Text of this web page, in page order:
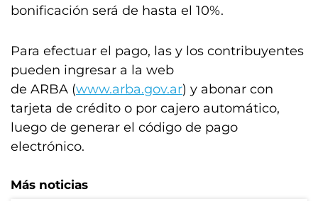
bonificación será de hasta el 10%.
Para efectuar el pago, las y los contribuyentes
pueden ingresar a la web
de ARBA (www.arba.gov.ar) y abonar con
tarjeta de crédito o por cajero automático,
luego de generar el código de pago
electrónico.
Más noticias